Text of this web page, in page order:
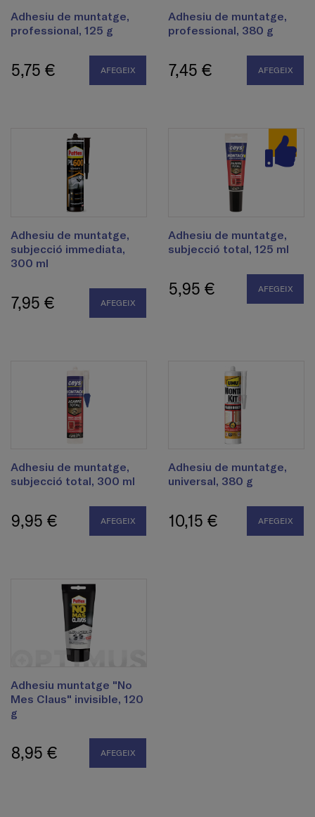
Adhesiu de muntatge,
professional, 125 g
5,75 € AFEGEIX
Adhesiu de muntatge,
professional, 380 g
7,45 € AFEGEIX
Adhesiu de muntatge,
subjecció immediata,
300 ml
7,95 € AFEGEIX
Adhesiu de muntatge,
subjecció total, 125 ml
5,95 € AFEGEIX
Adhesiu de muntatge,
subjecció total, 300 ml
9,95 € AFEGEIX
Adhesiu de muntatge,
universal, 380 g
10,15 € AFEGEIX
Adhesiu muntatge "No
Mes Claus" invisible, 120
g
8,95 € AFEGEIX